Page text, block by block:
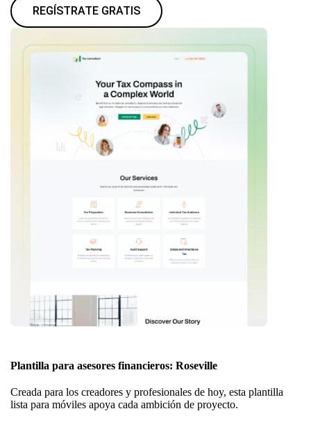
REGÍSTRATE GRATIS
Plantilla para asesores financieros: Roseville
Creada para los creadores y profesionales de hoy, esta plantilla
lista para móviles apoya cada ambición de proyecto.